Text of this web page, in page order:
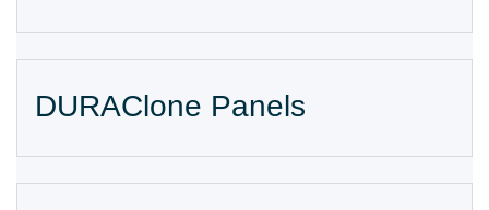
DURAClone Panels